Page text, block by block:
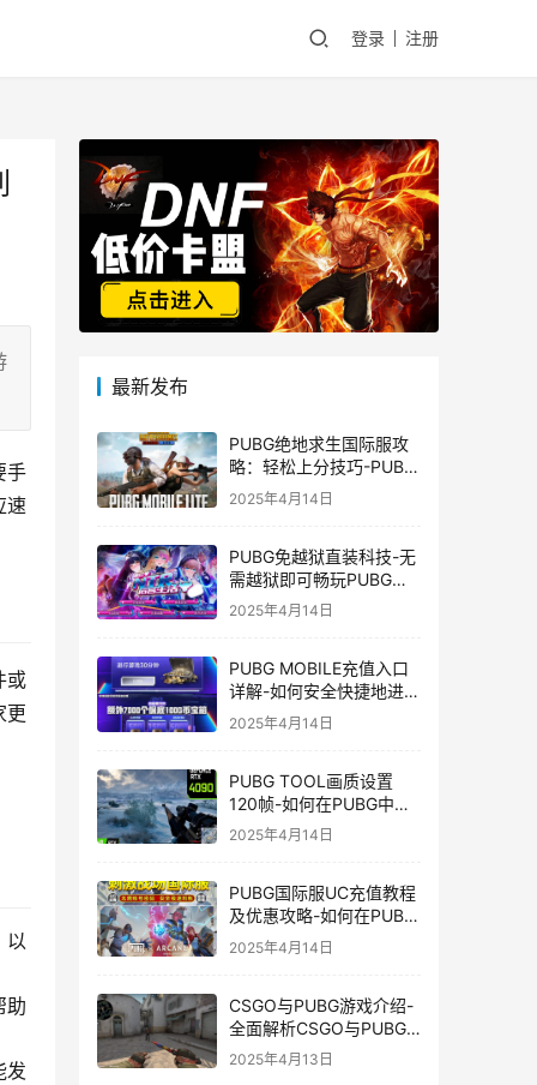
登录 注册
手
速
或
更
以
助
发
最新发布
PUBG绝地求生国际服攻
略：轻松上分技巧-PUBG
绝地求生国际服新手入门
2025年4月14日
PUBG免越狱直装科技-无
需越狱即可畅玩PUBG的
安装技巧
2025年4月14日
PUBG MOBILE充值入口
详解-如何安全快捷地进行
PUBG MOBILE充值
2025年4月14日
PUBG TOOL画质设置
120帧-如何在PUBG中使
用PUBG TOOL实现120
2025年4月14日
PUBG国际服UC充值教程
及优惠攻略-如何在PUBG
国际服中进行高效且安全
的UC充值
2025年4月14日
CSGO与PUBG游戏介绍-
全面解析CSGO与PUBG
这两款热门射击游戏
2025年4月13日